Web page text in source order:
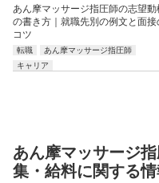
あん摩マッサージ指圧師の志望動
の書き方｜就職先別の例文と面接
コツ
転職
あん摩マッサージ指圧師
キャリア
あん摩マッサージ
集・給料に関する